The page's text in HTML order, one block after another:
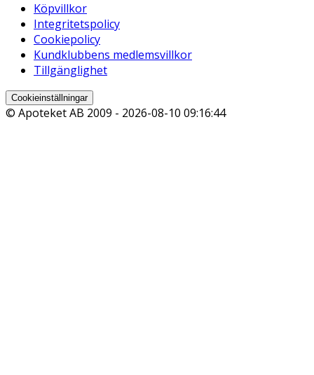
Köpvillkor
Integritetspolicy
Cookiepolicy
Kundklubbens medlemsvillkor
Tillgänglighet
Cookieinställningar
© Apoteket AB 2009 - 2026-08-10 09:16:44